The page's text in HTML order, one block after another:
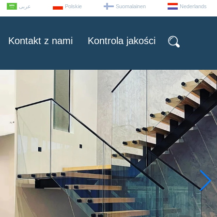
عربى Polskie Suomalainen Nederlands
Kontakt z nami Kontrola jakości